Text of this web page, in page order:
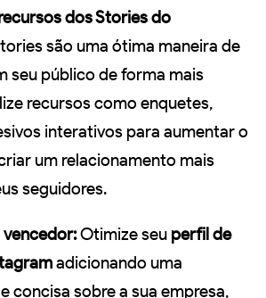
dos Stories do
são uma ótima maneira de
seu público de forma mais
recursos como enquetes,
interativos para aumentar o
um relacionamento mais
seguidores.
Otimize seu perfil de
adicionando uma
concisa sobre a sua empresa,